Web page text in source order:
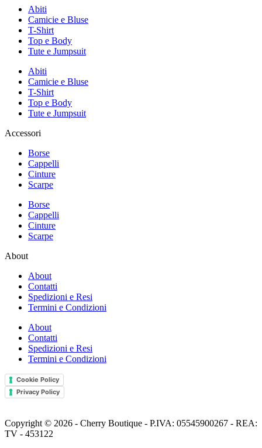
Abiti
Camicie e Bluse
T-Shirt
Top e Body
Tute e Jumpsuit
Abiti
Camicie e Bluse
T-Shirt
Top e Body
Tute e Jumpsuit
Accessori
Borse
Cappelli
Cinture
Scarpe
Borse
Cappelli
Cinture
Scarpe
About
About
Contatti
Spedizioni e Resi
Termini e Condizioni
About
Contatti
Spedizioni e Resi
Termini e Condizioni
Cookie Policy
Privacy Policy
Copyright © 2026 - Cherry Boutique - P.IVA: 05545900267 - REA:
TV - 453122